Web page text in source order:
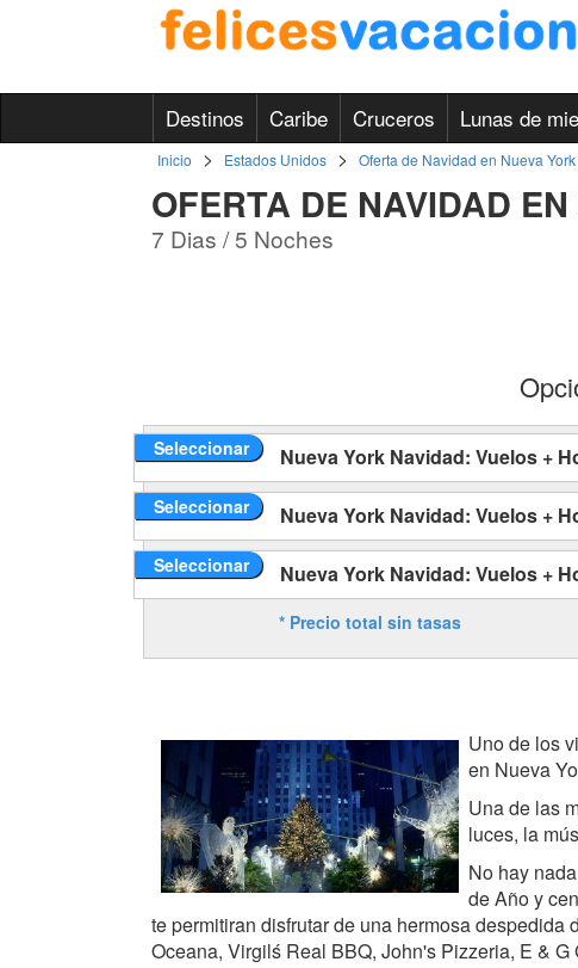
Destinos Caribe Cruceros Lunas de
Inicio > Estados Unidos > Oferta de Navidad en Nueva York
OFERTA DE NAVIDAD
7 Dias / 5 Noches
Seleccionar Nueva York Navidad: Vuelos +
Seleccionar Nueva York Navidad: Vuelos +
Seleccionar Nueva York Navidad: Vuelos +
* Precio total sin tasas
Uno de los
en Nueva
Una de las
luces, la
No hay
de Año y
te permitiran disfrutar de una hermosa
Oceana, Virgilś Real BBQ, John's Pizzeria, E & G